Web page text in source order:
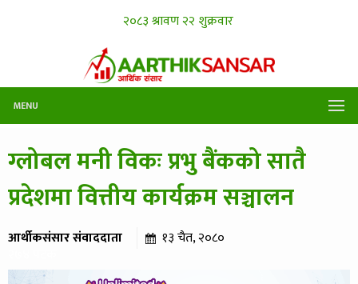
MENU
ग्लोबल मनी विकः प्रभु बैंकको सातै
प्रदेशमा वित्तीय कार्यक्रम सञ्चालन
आर्थीकसंसार संवाददाता १३ चैत, २०८०